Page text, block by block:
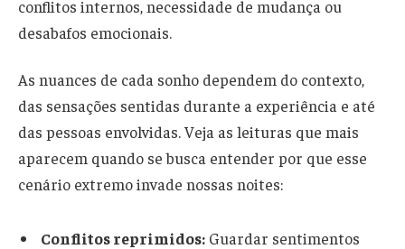
conflitos internos, necessidade de mudança ou
desabafos emocionais.
As nuances de cada sonho dependem do contexto,
das sensações sentidas durante a experiência e até
das pessoas envolvidas. Veja as leituras que mais
aparecem quando se busca entender por que esse
cenário extremo invade nossas noites:
Conflitos reprimidos: Guardar sentimentos